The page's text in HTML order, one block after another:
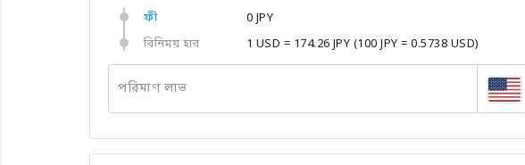
ফী
0 JPY
বিনিময় হার
1 USD = 174.26 JPY (100 JPY = 0.5738 USD)
পরিমাণ লাভ